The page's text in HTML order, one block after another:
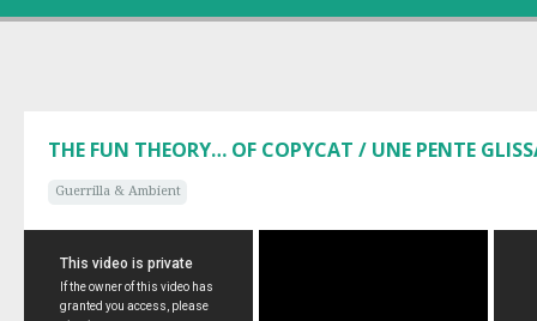
THE FUN THEORY… OF COPYCAT / UNE PENTE
Guerrilla & Ambient